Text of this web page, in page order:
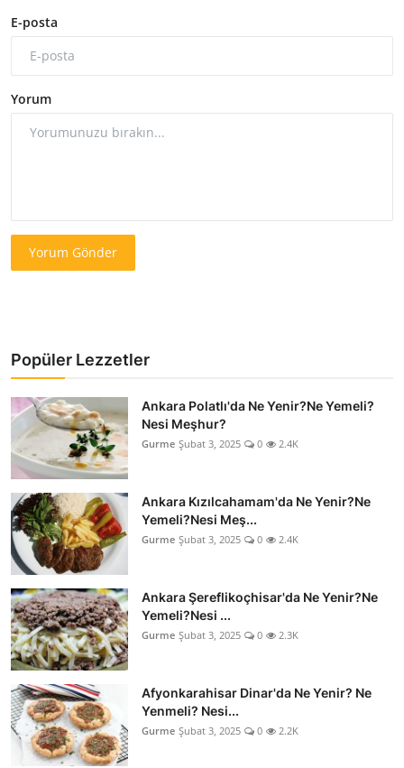
E-posta
Yorum
Yorum Gönder
Popüler Lezzetler
Ankara Polatlı'da Ne Yenir?Ne Yemeli?
Nesi Meşhur?
Gurme Şubat 3, 2025 0 2.4K
Ankara Kızılcahamam'da Ne Yenir?Ne
Yemeli?Nesi Meş...
Gurme Şubat 3, 2025 0 2.4K
Ankara Şereflikoçhisar'da Ne Yenir?Ne
Yemeli?Nesi ...
Gurme Şubat 3, 2025 0 2.3K
Afyonkarahisar Dinar'da Ne Yenir? Ne
Yenmeli? Nesi...
Gurme Şubat 3, 2025 0 2.2K